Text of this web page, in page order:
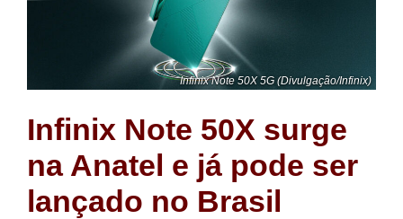
Infinix Note 50X 5G (Divulgação/Infinix)
Infinix Note 50X surge
na Anatel e já pode ser
lançado no Brasil